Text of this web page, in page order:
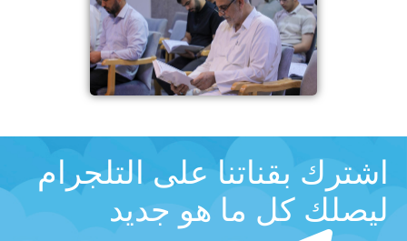
اشترك بقناتنا على التلجرام
ليصلك كل ما هو جديد